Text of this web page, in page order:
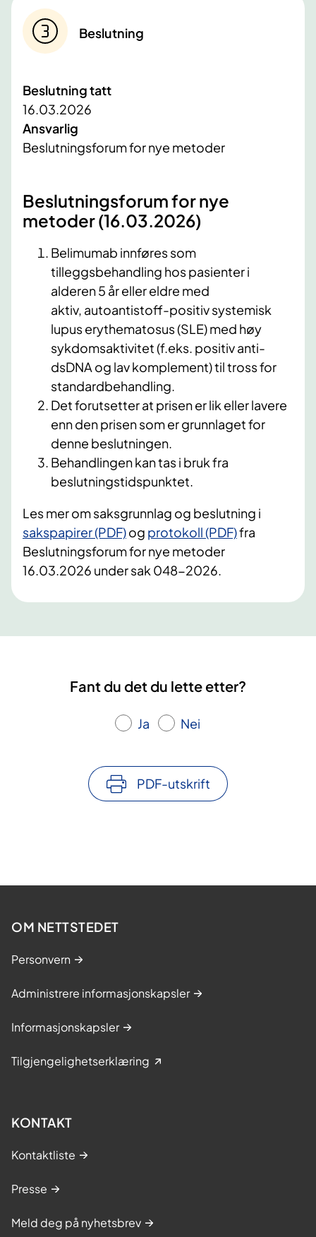
Beslutning
Beslutning tatt
16.03.2026
Ansvarlig
Beslutningsforum for nye metoder
Beslutningsforum for nye
metoder (16.03.2026)
Belimumab innføres som
tilleggsbehandling hos pasienter i
alderen 5 år eller eldre med
aktiv, autoantistoff-positiv systemisk
lupus erythematosus (SLE) med høy
sykdomsaktivitet (f.eks. positiv anti-
dsDNA og lav komplement) til tross for
standardbehandling.
Det forutsetter at prisen er lik eller lavere
enn den prisen som er grunnlaget for
denne beslutningen.
Behandlingen kan tas i bruk fra
beslutningstidspunktet.
Les mer om saksgrunnlag og beslutning i
sakspapirer (PDF)og protokoll (PDF)fra
Beslutningsforum for nye metoder
16.03.2026 under sak 048-2026.
Fant du det du lette etter?
Ja Nei
PDF-utskrift
OM NETTSTEDET
Personvern
Administrere informasjonskapsler
Informasjonskapsler
Tilgjengelighetserklæring
KONTAKT
Kontaktliste
Presse
Meld deg på nyhetsbrev